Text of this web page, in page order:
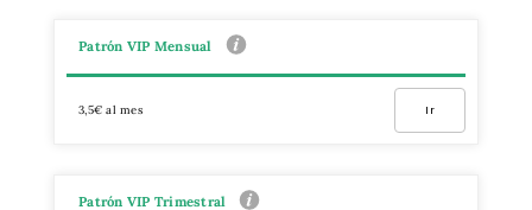
Patrón VIP Mensual
3,5€ al mes Ir
Patrón VIP Trimestral